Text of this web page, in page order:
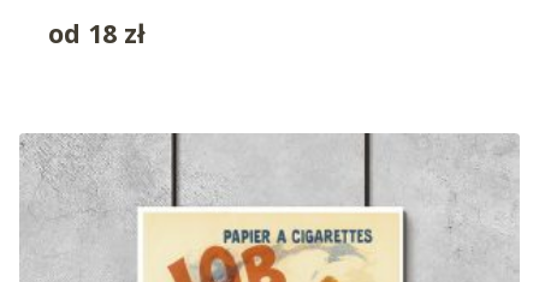
od 18 zł